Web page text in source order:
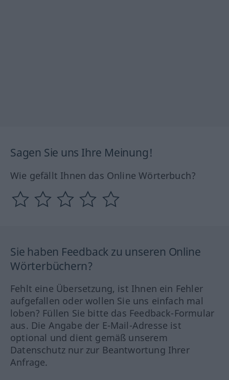
Sagen Sie uns Ihre Meinung!
Wie gefällt Ihnen das Online Wörterbuch?
Sie haben Feedback zu unseren Online
Wörterbüchern?
Fehlt eine Übersetzung, ist Ihnen ein Fehler
aufgefallen oder wollen Sie uns einfach mal
loben? Füllen Sie bitte das Feedback-Formular
aus. Die Angabe der E-Mail-Adresse ist
optional und dient gemäß unserem
Datenschutz nur zur Beantwortung Ihrer
Anfrage.